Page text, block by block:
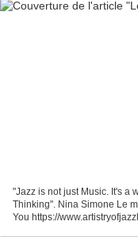
"Jazz is not just Music. It's a
Thinking". Nina Simone Le
You https://